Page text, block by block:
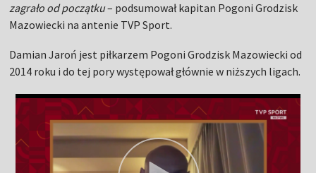
zagrało od początku– podsumował kapitan Pogoni Grodzisk
Mazowiecki na antenie TVP Sport.
Damian Jaroń jest piłkarzem Pogoni Grodzisk Mazowiecki od
2014 roku i do tej pory występował głównie w niższych ligach.